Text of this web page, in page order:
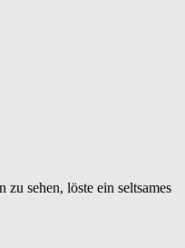
sehen, löste ein seltsames